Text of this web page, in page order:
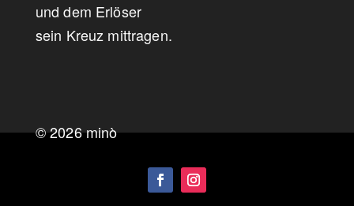
und dem Erlöser
sein Kreuz mittragen.
© 2026 minò